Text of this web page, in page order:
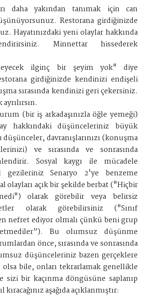
daha yakından tanımak için can
Restorana girdiğinizde
Hayatınızdaki yeni olaylar hakkında
Minnettar hissederek
ilginç bir şeyim yok" diye
girdiğinizde kendinizi endişeli
sırasında kendinizi geri çekersiniz.
(bir iş arkadaşınızla öğle yemeği)
hakkındaki düşünceleriniz büyük
davranışlarınızı (konuşma
ve sırasında ve sonrasında
Sosyal kaygı ile mücadele
gezileriniz Senaryo 2'ye benzeme
olayları açık bir şekilde berbat ("Hiçbir
olarak görebilir veya belirsiz
olarak görebilirsiniz ("Sınıf
nefret ediyor olmalı çünkü beni grup
Bu olumsuz düşünme
önce, sırasında ve sonrasında
düşünceleriniz bazen gerçeklere
olsa bile, onları tekrarlamak genellikle
sizi bir kaçınma döngüsüne saplanıp
kıracağınız aşağıda açıklanmıştır: